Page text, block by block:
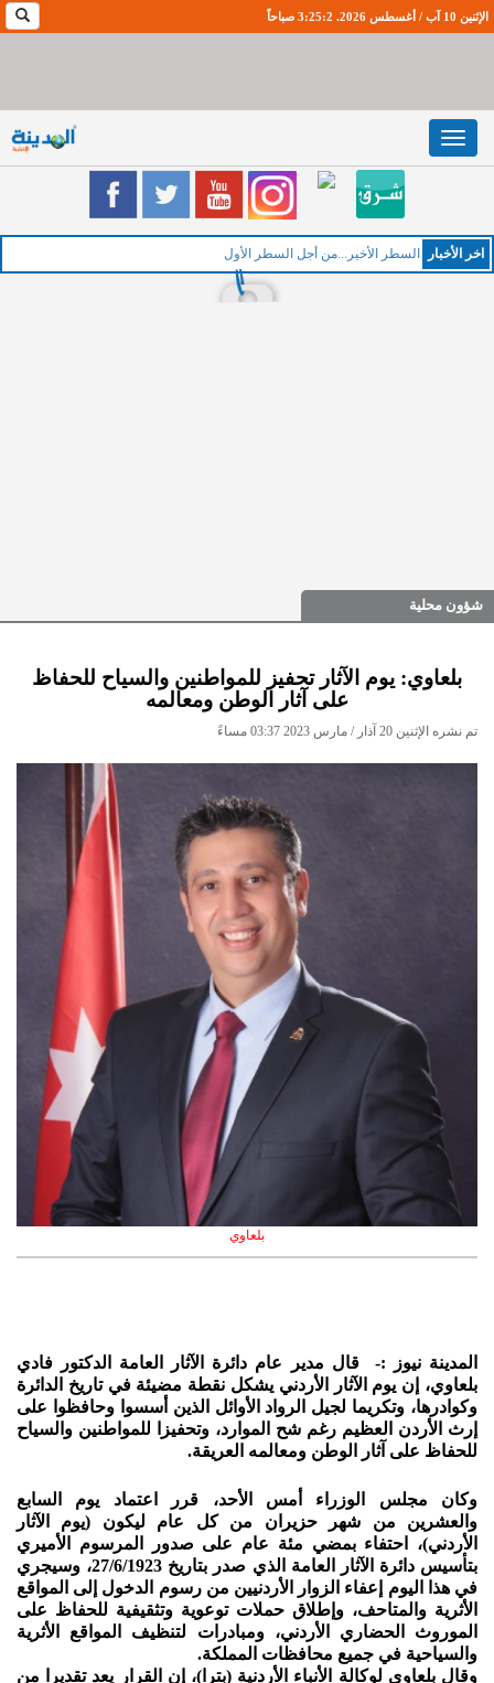
الإثنين 10 آب / أغسطس 2026. 3:25:3 صباحاً
Toggle
navigation
اخر اﻷخبار ال
شؤون محلية
بلعاوي: يوم الآثار تحفيز للمواطنين والسياح للحفاظ
على آثار الوطن ومعالمه
تم نشره الإثنين 20 آذار / مارس 2023 03:37 مساءً
بلعاوي
المدينة نيوز :- قال مدير عام دائرة الآثار العامة الدكتور فادي
بلعاوي، إن يوم الآثار الأردني يشكل نقطة مضيئة في تاريخ الدائرة
وكوادرها، وتكريما لجيل الرواد الأوائل الذين أسسوا وحافظوا على
إرث الأردن العظيم رغم شح الموارد، وتحفيزا للمواطنين والسياح
للحفاظ على آثار الوطن ومعالمه العريقة.
وكان مجلس الوزراء أمس الأحد، قرر اعتماد يوم السابع
والعشرين من شهر حزيران من كل عام ليكون (يوم الآثار
الأردني)، احتفاء بمضي مئة عام على صدور المرسوم الأميري
بتأسيس دائرة الآثار العامة الذي صدر بتاريخ 27/6/1923، وسيجري
في هذا اليوم إعفاء الزوار الأردنيين من رسوم الدخول إلى المواقع
الأثرية والمتاحف، وإطلاق حملات توعوية وتثقيفية للحفاظ على
الموروث الحضاري الأردني، ومبادرات لتنظيف المواقع الأثرية
والسياحية في جميع محافظات المملكة.
وقال بلعاوي لوكالة الأنباء الأردنية (بترا)، إن القرار يعد تقديرا من